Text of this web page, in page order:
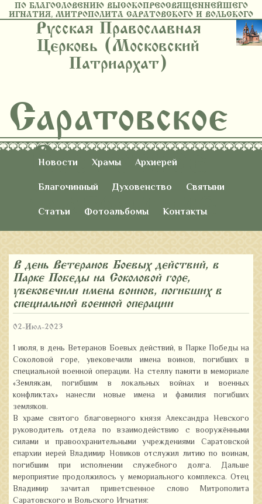
ПО БЛАГОСЛОВЕНИЮ ВЫСОКОПРЕОСВЯЩЕННЕЙШЕГО
ИГНАТИЯ, МИТРОПОЛИТА САРАТОВСКОГО И ВОЛЬСКОГО
Русская Православная
Церковь (Московский
Патриархат)
Саратовское
Восточное
Благочиние
Новости Храмы
Архиерей
Благочинный
Духовенство
Святыни
Статьи
Фотоальбомы Контакты
В день Ветеранов Боевых действий, в
Парке Победы на Соколовой горе,
увековечили имена воинов, погибших в
специальной военной операции
02-Июл-2023
1 июля, в день Ветеранов Боевых действий, в Парке Победы на
Соколовой горе, увековечили имена воинов, погибших в
специальной военной операции. На стеллу памяти в мемориале
«Землякам, погибшим в локальных войнах и военных
конфликтах» нанесли новые имена и фамилия погибших
земляков.
В храме святого благоверного князя Александра Невского
руководитель отдела по взаимодействию с вооружёнными
силами и правоохранительными учреждениями Саратовской
епархии иерей Владимир Новиков отслужил литию по воинам,
погибшим при исполнении служебного долга. Дальше
мероприятие продолжилось у мемориального комплекса. Отец
Владимир зачитал приветсвенное слово Митрополита
Саратовского и Вольского Игнатия: